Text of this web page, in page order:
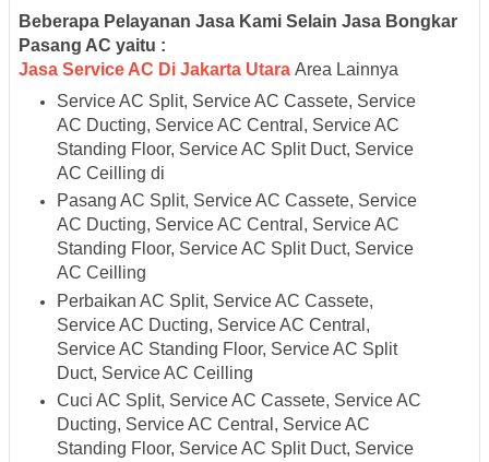
Beberapa Pelayanan Jasa Kami Selain Jasa Bongkar
Pasang AC yaitu :
Jasa Service AC Di Jakarta Utara Area Lainnya
Service AC Split, Service AC Cassete, Service
AC Ducting, Service AC Central, Service AC
Standing Floor, Service AC Split Duct, Service
AC Ceilling di
Pasang AC Split, Service AC Cassete, Service
AC Ducting, Service AC Central, Service AC
Standing Floor, Service AC Split Duct, Service
AC Ceilling
Perbaikan AC Split, Service AC Cassete,
Service AC Ducting, Service AC Central,
Service AC Standing Floor, Service AC Split
Duct, Service AC Ceilling
Cuci AC Split, Service AC Cassete, Service AC
Ducting, Service AC Central, Service AC
Standing Floor, Service AC Split Duct, Service